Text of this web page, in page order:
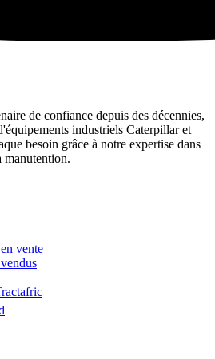
de confiance depuis des décennies,
industriels Caterpillar et
besoin grâce à notre expertise dans
manutention.
vente